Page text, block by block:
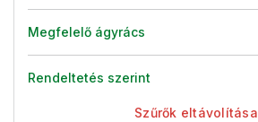
Megfelelő ágyrács
Rendeltetés szerint
Szűrők eltávolítása